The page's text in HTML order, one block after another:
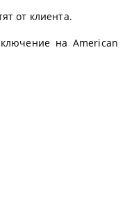
от клиента.
на American